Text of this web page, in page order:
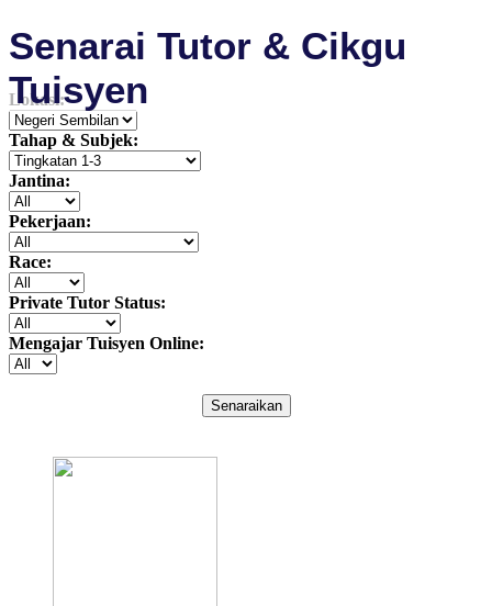
Senarai Tutor & Cikgu
Tuisyen
Lokasi:
Tahap & Subjek:
Jantina:
Pekerjaan:
Race:
Private Tutor Status:
Mengajar Tuisyen Online:
Senaraikan